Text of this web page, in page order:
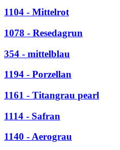
1104 - Mittelrot
1078 - Resedagrun
354 - mittelblau
1194 - Porzellan
1161 - Titangrau pearl
1114 - Safran
1140 - Aerograu